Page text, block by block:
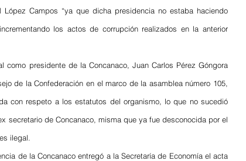
Campos “ya que dicha presidencia no estaba haciendo
los actos de corrupción realizados en la anterior
como presidente de la Concanaco, Juan Carlos Pérez Góngora
de la Confederación en el marco de la asamblea número 105,
con respeto a los estatutos del organismo, lo que no sucedió
secretario de Concanaco, misma que ya fue desconocida por el
ilegal.
de la Concanaco entregó a la Secretaría de Economía el acta